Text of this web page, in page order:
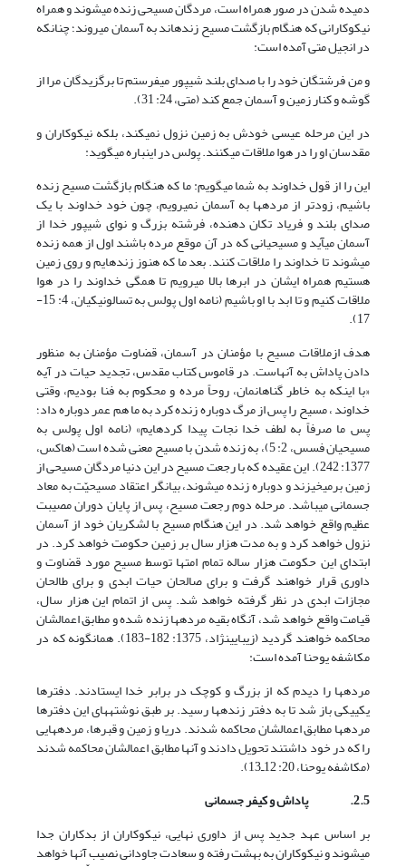
دمیده شدن در صور همراه است، مردگان مسیحی زنده می‏شوند و همراه
نیکوکارانی که هنگام بازگشت مسیح زنده‏اند به آسمان می‏روند؛ چنان‏که
در انجیل متی آمده است:
و من فرشتگان خود را با صدای بلند شیپور می‏فرستم تا برگزیدگان مرا از
گوشه و کنار زمین و آسمان جمع کند (متی، 24: 31).
در این مرحله عیسی خودش به زمین نزول نمی‏کند، بلکه نیکوکاران و
مقدسان او را در هوا ملاقات می‏کنند. پولس در این‏باره می‏گوید:
این را از قول خداوند به شما می‏گویم: ما که هنگام بازگشت مسیح زنده
باشیم، زودتر از مرده‏ها به آسمان نمی‏رویم، چون خود خداوند با یک
صدای بلند و فریاد تکان دهنده، فرشته بزرگ و نوای شیپور خدا از
آسمان می‏آید و مسیحیانی که در آن موقع مرده باشند اول از همه زنده
می‏شوند تا خداوند را ملاقات کنند. بعد ما که هنوز زنده‏ایم و روی زمین
هستیم همراه ایشان در ابرها بالا می‏رویم تا همگی خداوند را در هوا
ملاقات کنیم و تا ابد با او باشیم (نامه اول پولس به تسالونیکیان، 4: 15-
17).
هدف ازملاقات مسیح با مؤمنان در آسمان، قضاوت مؤمنان به منظور
دادن پاداش به آن‏هاست. در قاموس کتاب مقدس، تجدید حیات در آیه
«با اینکه به خاطر گناهانمان، روحاً مرده و محکوم به فنا بودیم، وقتی
خداوند ، مسیح را پس از مرگ دوباره زنده کرد به ما هم عمر دوباره داد؛
پس ما صرفاً به لطف خدا نجات پیدا کرده‏ایم» (نامه اول پولس به
مسیحیان فسس، 2: 5)، به زنده شدن با مسیح معنی شده است (هاکس،
1377: 242). این عقیده که با رجعت مسیح در این دنیا مردگان مسیحی از
زمین برمی‏خیزند و دوباره زنده می‏شوند، بیان‏گر اعتقاد مسیحیّت به معاد
جسمانی می‏باشد. مرحله دوم رجعت مسیح، پس از پایان دوران مصیبت
عظیم واقع خواهد شد. در این هنگام مسیح با لشکریان خود از آسمان
نزول خواهد کرد و به مدت هزار سال بر زمین حکومت خواهد کرد. در
ابتدای این حکومت هزار ساله تمام امت‏ها توسط مسیح مورد قضاوت و
داوری قرار خواهند گرفت و برای صالحان حیات ابدی و برای طالحان
مجازات ابدی در نظر گرفته خواهد شد. پس از اتمام این هزار سال،
قیامت واقع خواهد شد، آنگاه بقیه مرده‏ها زنده شده و مطابق اعمال‏شان
محاکمه خواهند گردید (زیبایی‏نژاد، 1375: 182-183). همان‏گونه که در
مکاشفه یوحنا آمده است:
مرده‏ها را دیدم که از بزرگ و کوچک در برابر خدا ایستادند. دفترها
یکی‏یکی باز شد تا به دفتر زنده‏ها رسید. بر طبق نوشته‏های این دفترها
مرده‏ها مطابق اعمالشان محاکمه شدند. دریا و زمین و قبرها، مرده‏هایی
را که در خود داشتند تحویل دادند و آنها مطابق اعمال‏شان محاکمه شدند
(مکاشفه یوحنا، 20: 12ـ13).
2.5.
پاداش و کیفر جسمانی
بر اساس عهد جدید پس از داوری نهایی، نیکوکاران از بدکاران جدا
می‏شوند و نیکوکاران به بهشت رفته و سعادت جاودانی نصیب آن‏ها خواهد